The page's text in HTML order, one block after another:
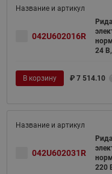
042U602016R
24
В корзину ₽ 7 514.10
042U602031R
220